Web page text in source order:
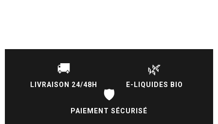
🚚
LIVRAISON 24/48H
🌿
E-LIQUIDES BIO
🛡️
PAIEMENT SÉCURISÉ